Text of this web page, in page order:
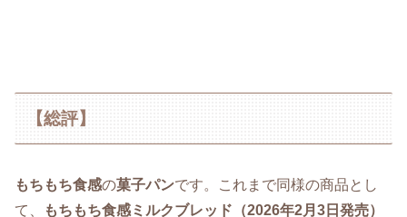
【総評】
もちもち食感の菓子パンです。これまで同様の商品とし
て、
もちもち食感ミルクブレッド（2026年2月3日発売）